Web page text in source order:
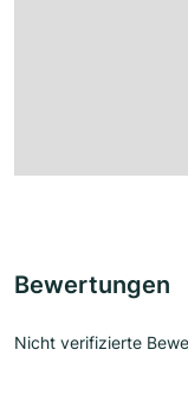
Bewertungen
Nicht verifizierte